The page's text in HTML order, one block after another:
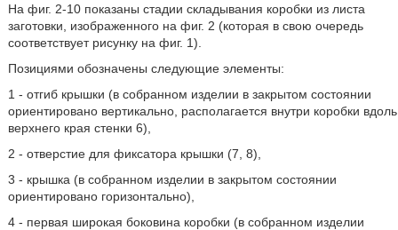
На фиг. 2-10 показаны стадии складывания коробки из листа
заготовки, изображенного на фиг. 2 (которая в свою очередь
соответствует рисунку на фиг. 1).
Позициями обозначены следующие элементы:
1 - отгиб крышки (в собранном изделии в закрытом состоянии
ориентировано вертикально, располагается внутри коробки вдоль
верхнего края стенки 6),
2 - отверстие для фиксатора крышки (7, 8),
3 - крышка (в собранном изделии в закрытом состоянии
ориентировано горизонтально),
4 - первая широкая боковина коробки (в собранном изделии